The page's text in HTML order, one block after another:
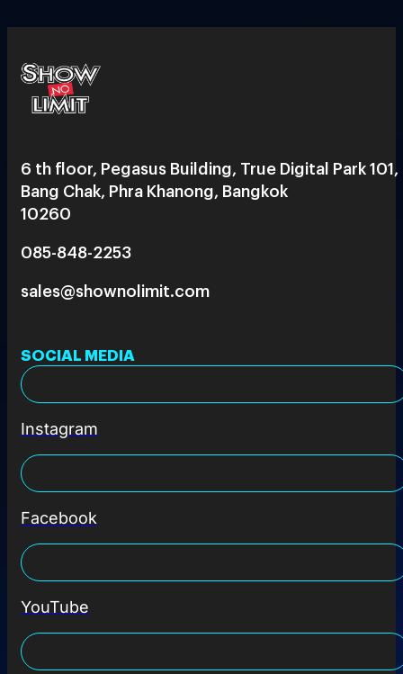
6 th floor, Pegasus Building, True Digital Park 101,
Bang Chak, Phra Khanong, Bangkok
10260
085-848-2253
sales@shownolimit.com
SOCIAL MEDIA
Instagram
Facebook
YouTube